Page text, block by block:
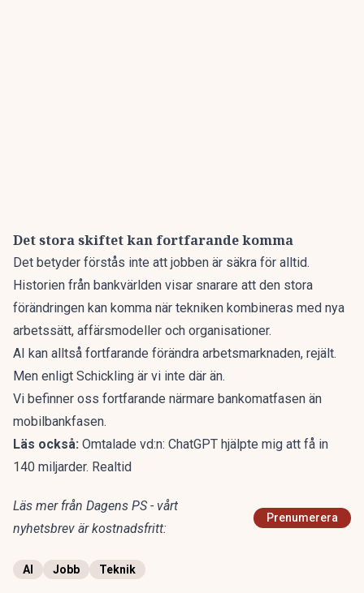
Det stora skiftet kan fortfarande komma
Det betyder förstås inte att jobben är säkra för alltid.
Historien från bankvärlden visar snarare att den stora
förändringen kan komma när tekniken kombineras med nya
arbetssätt, affärsmodeller och organisationer.
AI kan alltså fortfarande förändra arbetsmarknaden, rejält.
Men enligt Schickling är vi inte där än.
Vi befinner oss fortfarande närmare bankomatfasen än
mobilbankfasen.
Läs också: Omtalade vd:n: ChatGPT hjälpte mig att få in
140 miljarder. Realtid
Läs mer från Dagens PS - vårt
nyhetsbrev är kostnadsfritt:
Prenumerera
AI Jobb Teknik